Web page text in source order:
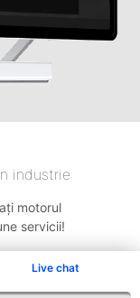
Live chat
industrie
motorul
servicii!